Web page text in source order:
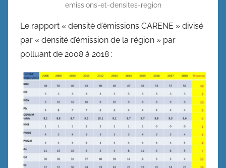
emissions-et-densites-region
Le rapport « densité d’émissions CARENE » divisé
par « densité d’émission de la région » par
polluant de 2008 à 2018 :